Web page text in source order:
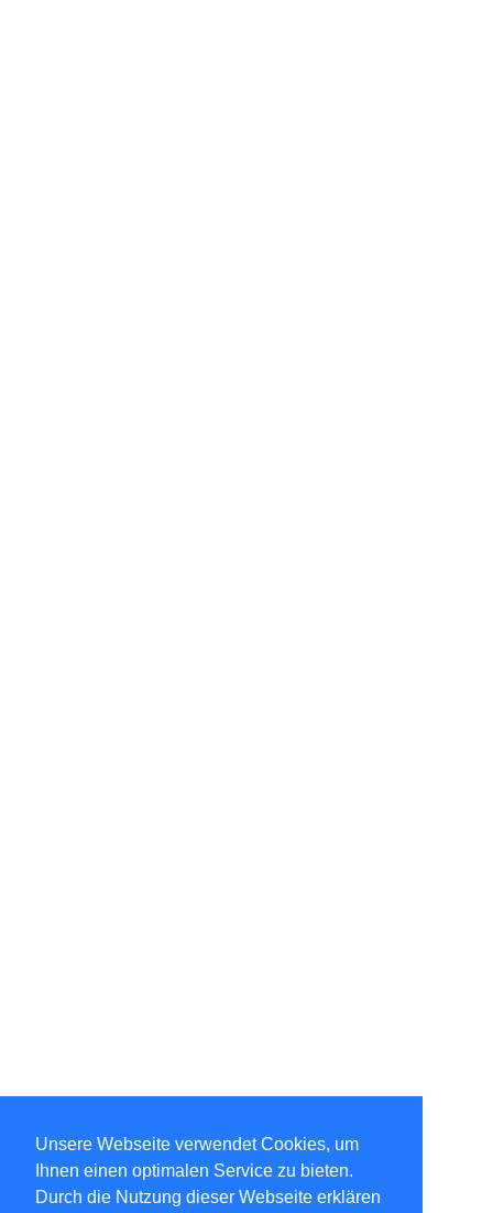
Unsere Webseite verwendet Cookies, um
Ihnen einen optimalen Service zu bieten.
Durch die Nutzung dieser Webseite erklären